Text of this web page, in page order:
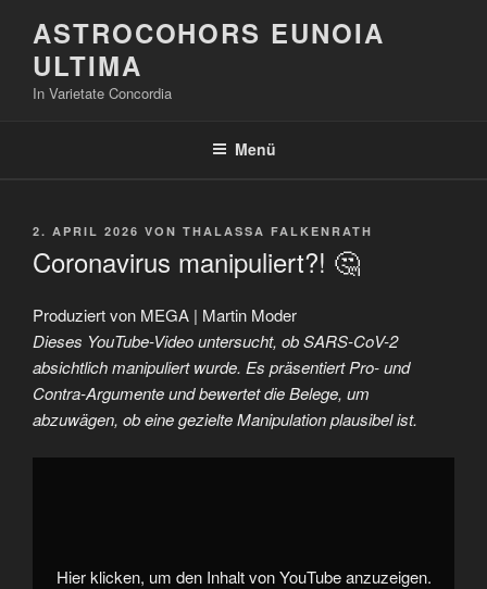
Inhalt
springen
ASTROCOHORS EUNOIA
ULTIMA
In Varietate Concordia
Menü
VERÖFFENTLICHT
2. APRIL 2026 VON THALASSA FALKENRATH
Coronavirus manipuliert?! 🤔
Produziert von MEGA | Martin Moder
Dieses YouTube-Video untersucht, ob SARS-CoV-2
absichtlich manipuliert wurde. Es präsentiert Pro- und
Contra-Argumente und bewertet die Belege, um
abzuwägen, ob eine gezielte Manipulation plausibel ist.
„Coronavirus
Hier klicken, um den Inhalt von YouTube anzuzeigen.